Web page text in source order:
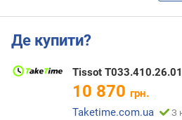
Де купити?
Tissot
10 870 грн.
Taketime.com.ua
З